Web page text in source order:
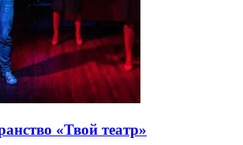
«Твой театр»